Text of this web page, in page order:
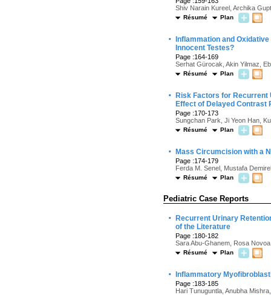
Shiv Narain Kureel, Archika
Résumé Plan
·
Inflammation and
Innocent Testes?
Page :164-169
Serhat Gürocak, Akin Yilmaz,
Résumé Plan
·
Risk Factors for Recurrent
Effect of Delayed Contrast
Page :170-173
Sungchan Park, Ji Yeon Han,
Résumé Plan
· Mass Circumcision with a
Page :174-179
Ferda M. Senel, Mustafa
Résumé Plan
Pediatric Case Reports
·
Recurrent Urinary
of the Literature
Page :180-182
Sara Abu-Ghanem, Rosa
Résumé Plan
· Inflammatory
Page :183-185
Hari Tunuguntla, Anubha